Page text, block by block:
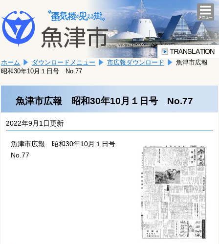
文
へ
移
ま
す。
こ
か
文
で
す。
ホーム ダウンロードメニュー 市広報ダウンロード
魚津市広報
昭和30年10月１日号 No.77
魚津市広報 昭和30年10月１日号 No.77
2022年9月1日更新
魚津市広報 昭和30年10月１日号
No.77